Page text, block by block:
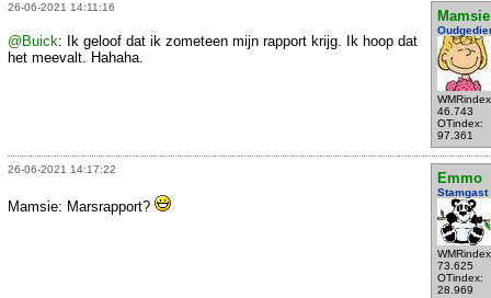
26-06-2021 14:11:16
Mamsie
46.743
OTindex:
97.361
@Buick: Ik geloof dat ik zometeen mijn rapport krijg. Ik hoop dat
het meevalt. Hahaha.
26-06-2021 14:17:22
Emmo
Stamgast
73.625
OTindex:
28.969
Mamsie: Marsrapport?